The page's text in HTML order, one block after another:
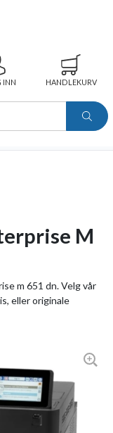
INN HANDLEKURV
M
m 651 dn. Velg vår
eller originale